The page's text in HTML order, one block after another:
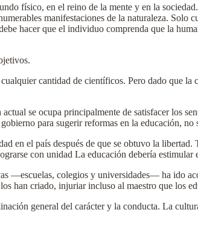
físico, en el reino de la mente y en la
manifestaciones de la naturaleza. Solo
hacer que el individuo comprenda que la
cantidad de científicos. Pero dado que
se ocupa principalmente de satisfacer los
para sugerir reformas en la educación,
en el país después de que se obtuvo la
con unidad La educación debería
—escuelas, colegios y universidades— ha ido
han criado, injuriar incluso al maestro que los
general del carácter y la conducta. La